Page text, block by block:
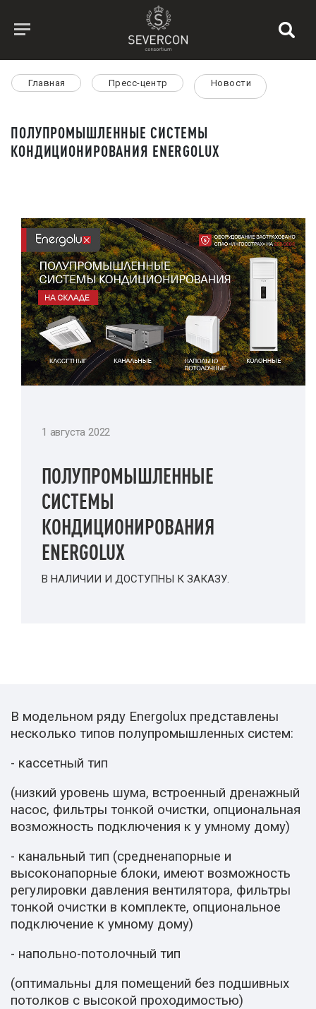
Главная Пресс-центр Новости
ПОЛУПРОМЫШЛЕННЫЕ СИСТЕМЫ
КОНДИЦИОНИРОВАНИЯ ENERGOLUX
1 августа 2022
ПОЛУПРОМЫШЛЕННЫЕ
СИСТЕМЫ
КОНДИЦИОНИРОВАНИЯ
ENERGOLUX
В НАЛИЧИИ И ДОСТУПНЫ К ЗАКАЗУ.
В модельном ряду Energolux представлены
несколько типов полупромышленных систем:
- кассетный тип
(низкий уровень шума, встроенный дренажный
насос, фильтры тонкой очистки, опциональная
возможность подключения к у умному дому)
- канальный тип (средненапорные и
высоконапорные блоки, имеют возможность
регулировки давления вентилятора, фильтры
тонкой очистки в комплекте, опциональное
подключение к умному дому)
- напольно-потолочный тип
(оптимальны для помещений без подшивных
потолков с высокой проходимостью)